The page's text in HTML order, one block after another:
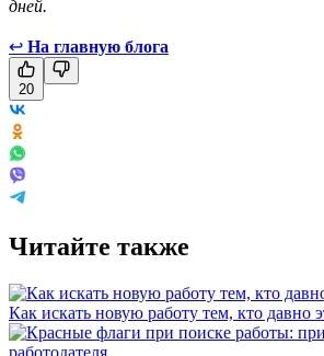
дней.
↩ На главную блога
20
Читайте также
Как искать новую работу тем, кто давно